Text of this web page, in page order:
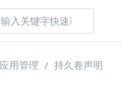
用管理
持久卷声明